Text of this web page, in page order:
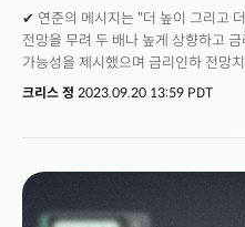
경고를 할 수 있다고 주장한 AI 기업
있다”고 전했습니다. 매체는 2022년
조기 경고를 하며 자축했던 미국과 동
것으로 보인다고 전했습니다. 각국 정
✔ 연준의 메시지는 "더 높이 그리고
전망을 무려 두 배나 높게 상향하고
가능성을 제시했으며 금리인하 전망
회복으로 인한 인플레이션의 고착화
반면 성장전망은 크게 상향하며 경
고금리 환경에서 경제 성장은 지속될
사이클의 회복에 수혜를 받는 다우
크리스 정 2023.09.20 13:59 PDT